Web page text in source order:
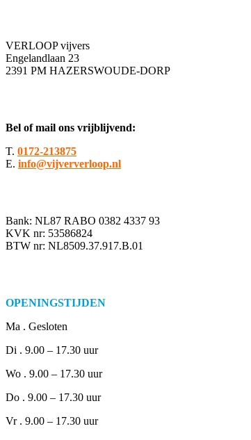
VERLOOP vijvers
Engelandlaan 23
2391 PM HAZERSWOUDE-DORP
Bel of mail ons vrijblijvend:
T. 0172-213875
E. info@vijververloop.nl
Bank: NL87 RABO 0382 4337 93
KVK nr: 53586824
BTW nr: NL8509.37.917.B.01
OPENINGSTIJDEN
Ma . Gesloten
Di . 9.00 – 17.30 uur
Wo . 9.00 – 17.30 uur
Do . 9.00 – 17.30 uur
Vr . 9.00 – 17.30 uur